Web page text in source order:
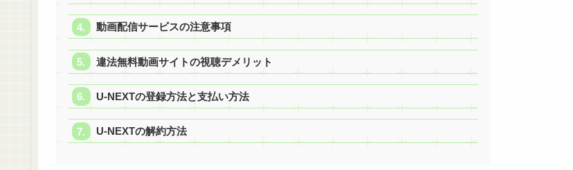
動画配信サービスの注意事項
違法無料動画サイトの視聴デメリット
U-NEXTの登録方法と支払い方法
U-NEXTの解約方法